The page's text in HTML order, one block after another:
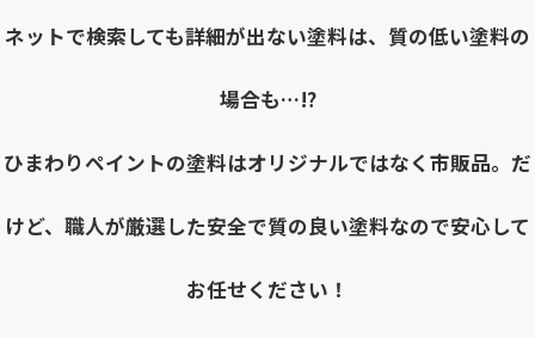
ネットで検索しても詳細が出ない塗料は、質の低い塗料の
場合も…⁉
ひまわりペイントの塗料はオリジナルではなく市販品。だ
けど、職人が厳選した安全で質の良い塗料なので安心して
お任せください！